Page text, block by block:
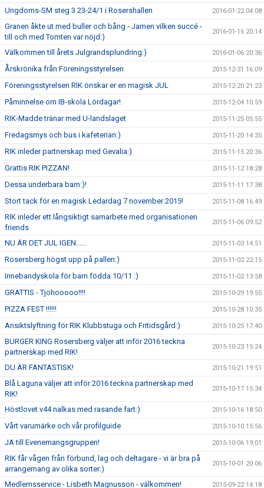
Ungdoms-SM steg 3 23-24/1 i Rosershallen 2016-01-22 04:08
Granen åkte ut med buller och bång - Jamen vilken succé -
till och med Tomten var nöjd:)
2016-01-16 20:14
Välkommen till årets Julgrandsplundring:) 2016-01-06 20:36
Årskrönika från Föreningsstyrelsen 2015-12-31 16:09
Föreningsstyrelsen RIK önskar er en magisk JUL 2015-12-20 21:23
Påminnelse om IB-skola Lördagar! 2015-12-04 10:59
RIK-Madde tränar med U-landslaget 2015-11-25 05:55
Fredagsmys och bus i kafeterian:) 2015-11-20 14:35
RIK inleder partnerskap med Gevalia:) 2015-11-15 20:36
Grattis RIK PIZZAN! 2015-11-12 18:28
Dessa underbara barn:)! 2015-11-11 17:38
Stort tack för en magisk Ledardag 7 november 2015! 2015-11-08 16:49
RIK inleder ett långsiktigt samarbete med organisationen
friends
2015-11-06 09:52
NU ÄR DET JUL IGEN...... 2015-11-03 14:51
Rosersberg högst upp på pallen:) 2015-11-02 22:15
Innebandyskola för barn födda 10/11 :) 2015-11-02 13:58
GRATTIS - Tjohooooo!!!! 2015-10-29 19:55
PIZZA FEST !!!!!! 2015-10-28 10:35
Ansiktslyftning för RIK Klubbstuga och Fritidsgård:) 2015-10-25 17:40
BURGER KING Rosersberg väljer att inför 2016 teckna
partnerskap med RIK!
2015-10-23 15:24
DU ÄR FANTASTISK! 2015-10-21 19:51
Blå Laguna väljer att inför 2016 teckna partnerskap med
RIK!
2015-10-17 15:34
Höstlovet v44 nalkas med rasande fart:) 2015-10-16 18:50
Vårt varumärke och vår profilguide 2015-10-10 15:56
JA till Evenemangsgruppen! 2015-10-06 19:01
RIK får vågen från förbund, lag och deltagare - vi är bra på
arrangemang av olika sorter:)
2015-10-01 20:06
Medlemsservice - Lisbeth Magnusson - välkommen! 2015-09-22 14:18